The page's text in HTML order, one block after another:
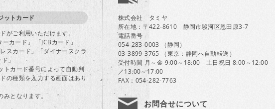
ットカード
がご利用いただけます。
カード」 「JCBカード」
スカード」「ダイナースクラ
」
トカード番号によって自動判
の種類を入力する画面はあり
みとなります。
株式会社 タミヤ
所在地：〒422-8610 静岡市駿河区恩田原3-7
電話番号
054-283-0003 （静岡）
03-3899-3765 （東京：静岡へ自動転送）
受付時間 月～金 9:00～18:00 土日祝日 8:00～12:00
／13:00～17:00
FAX：054-282-7763
お問合せについて